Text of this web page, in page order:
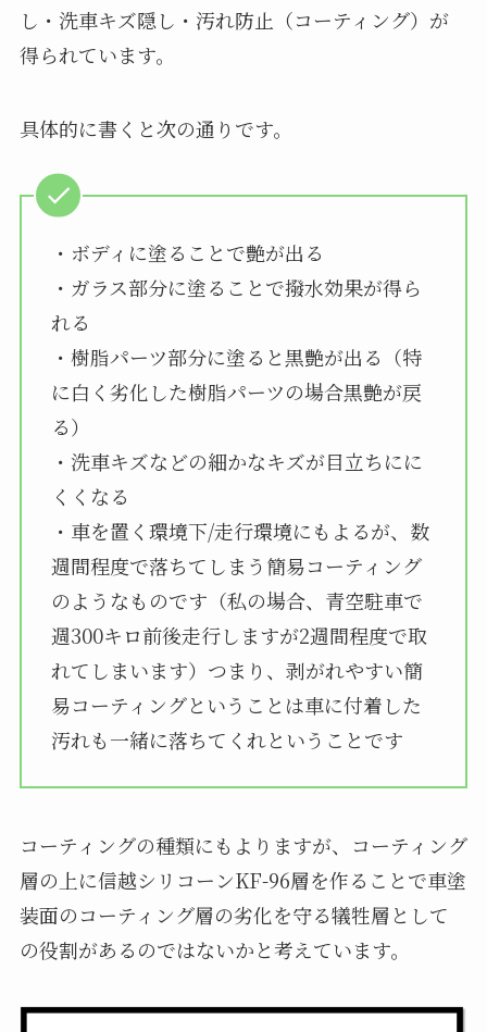
し・洗車キズ隠し・汚れ防止（コーティング）が
得られています。
具体的に書くと次の通りです。
・ボディに塗ることで艶が出る
・ガラス部分に塗ることで撥水効果が得ら
れる
・樹脂パーツ部分に塗ると黒艶が出る（特
に白く劣化した樹脂パーツの場合黒艶が戻
る）
・洗車キズなどの細かなキズが目立ちにに
くくなる
・車を置く環境下/走行環境にもよるが、数
週間程度で落ちてしまう簡易コーティング
のようなものです（私の場合、青空駐車で
週300キロ前後走行しますが2週間程度で取
れてしまいます）つまり、剥がれやすい簡
易コーティングということは車に付着した
汚れも一緒に落ちてくれということです
コーティングの種類にもよりますが、コーティング
層の上に信越シリコーンKF-96層を作ることで車塗
装面のコーティング層の劣化を守る犠牲層として
の役割があるのではないかと考えています。